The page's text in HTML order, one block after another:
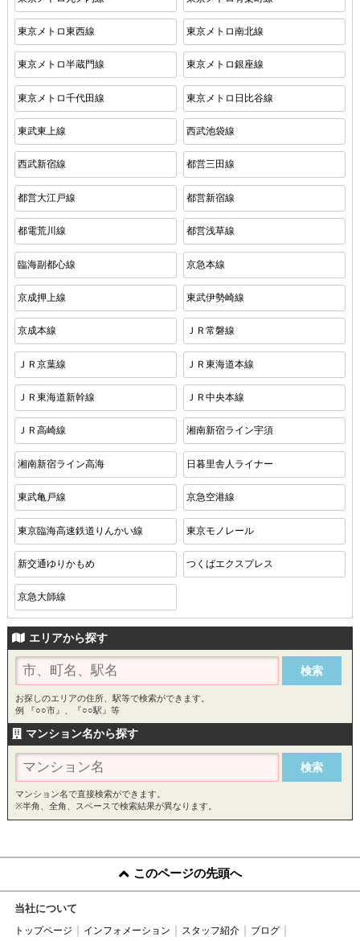
東京メトロ東西線 東京メトロ南北線
東京メトロ半蔵門線 東京メトロ銀座線
東京メトロ千代田線 東京メトロ日比谷線
東武東上線 西武池袋線
西武新宿線 都営三田線
都営大江戸線 都営新宿線
都電荒川線 都営浅草線
臨海副都心線 京急本線
京成押上線 東武伊勢崎線
京成本線 ＪＲ常磐線
ＪＲ京葉線 ＪＲ東海道本線
ＪＲ東海道新幹線 ＪＲ中央本線
ＪＲ高崎線 湘南新宿ライン宇須
湘南新宿ライン高海 日暮里舎人ライナー
東武亀戸線 京急空港線
東京臨海高速鉄道りんかい線 東京モノレール
新交通ゆりかもめ つくばエクスプレス
京急大師線
エリアから探す
お探しのエリアの住所、駅等で検索ができます。
例 『○○市』、『○○駅』等
マンション名から探す
マンション名で直接検索ができます。
※半角、全角、スペースで検索結果が異なります。
このページの先頭へ
当社について
トップページ インフォメーション スタッフ紹介
ブログ